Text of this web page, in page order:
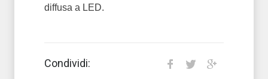
diffusa a LED.
Condividi: